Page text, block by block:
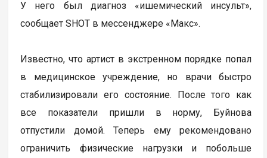
У него был диагноз «ишемический инсульт»,
сообщает SHOT в мессенджере «Макс».
Известно, что артист в экстренном порядке попал
в медицинское учреждение, но врачи быстро
стабилизировали его состояние. После того как
все показатели пришли в норму, Буйнова
отпустили домой. Теперь ему рекомендовано
ограничить физические нагрузки и побольше